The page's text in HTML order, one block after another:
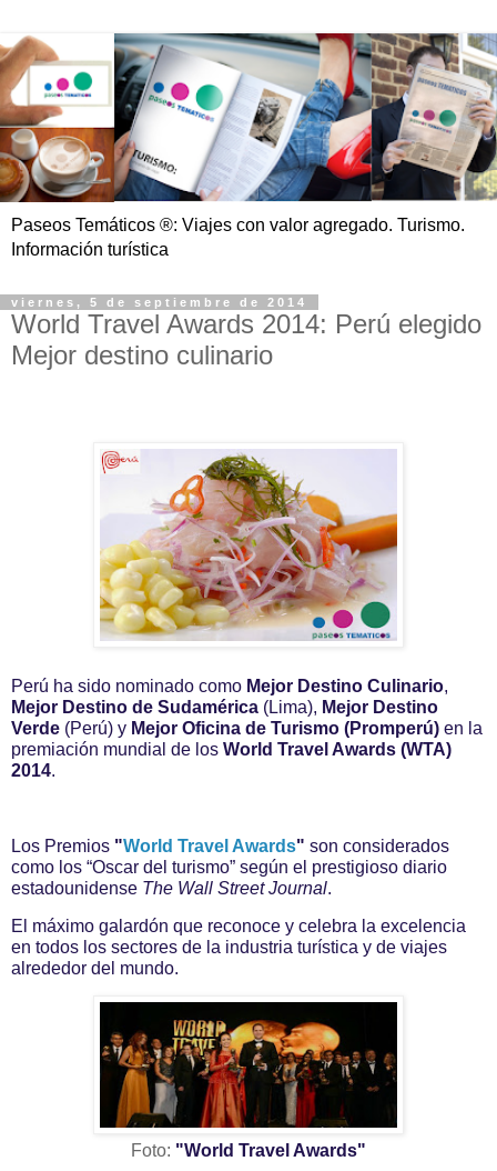
Paseos Temáticos ®: Viajes con valor agregado. Turismo.
Información turística
viernes, 5 de septiembre de 2014
World Travel Awards 2014: Perú elegido
Mejor destino culinario
Perú ha sido nominado como Mejor Destino Culinario,
Mejor Destino de Sudamérica (Lima), Mejor Destino
Verde (Perú) y Mejor Oficina de Turismo (Promperú) en la
premiación mundial de los World Travel Awards (WTA)
2014.
Los Premios "World Travel Awards" son considerados
como los “Oscar del turismo” según el prestigioso diario
estadounidense The Wall Street Journal.
El máximo galardón que reconoce y celebra la excelencia
en todos los sectores de la industria turística y de viajes
alrededor del mundo.
Foto: "World Travel Awards"